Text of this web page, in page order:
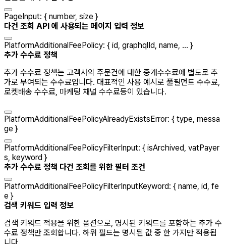
PageInput: { number, size }
다건 조회 API 에 사용되는 페이지 입력 정보
PlatformAdditionalFeePolicy: { id, graphqlId, name, ... }
추가 수수료 정책
추가 수수료 정책는 고객사의 주문건에 대한 중개수수료에 별도로 추
가로 부여되는 수수료입니다. 대표적인 사용 예시로 풀필먼트 수수료,
로켓배송 수수료, 마케팅 채널 수수료등이 있습니다.
PlatformAdditionalFeePolicyAlreadyExistsError: { type, messa
ge }
PlatformAdditionalFeePolicyFilterInput: { isArchived, vatPayer
s, keyword }
추가 수수료 정책 다건 조회를 위한 필터 조건
PlatformAdditionalFeePolicyFilterInputKeyword: { name, id, fe
e }
검색 키워드 입력 정보
검색 키워드 적용을 위한 옵션으로, 명시된 키워드를 포함하는 추가 수
수료 정책만 조회합니다. 하위 필드는 명시된 값 중 한 가지만 적용됩